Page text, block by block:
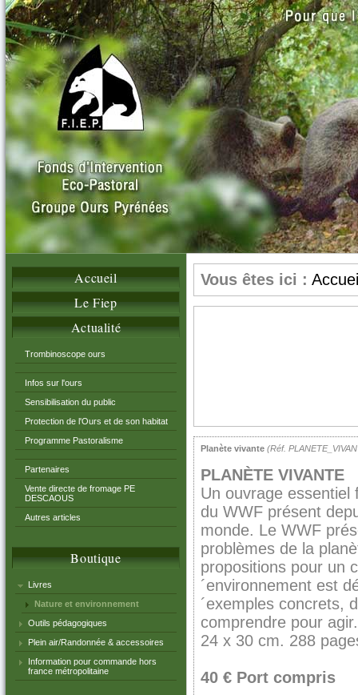
Accueil
Le Fiep
Actualité
Trombinoscope ours
Infos sur l'ours
Sensibilisation du public
Protection de l'Ours et de son habitat
Programme Pastoralisme
Partenaires
Vente directe de fromage PE
DESCAOUS
Autres articles
Boutique
Livres
Nature et environnement
Outils pédagogiques
Plein air/Randonnée & accessoires
Information pour commande hors
france métropolitaine
Vous êtes ici :
Planète vivante (Réf.
PLANÈTE VIVANTE
Un ouvrage essentiel
du WWF présent
monde. Le WWF
problèmes de la
propositions pour un
´environnement est
´exemples concrets,
comprendre pour agir.
24 x 30 cm. 288
40 € Port compris